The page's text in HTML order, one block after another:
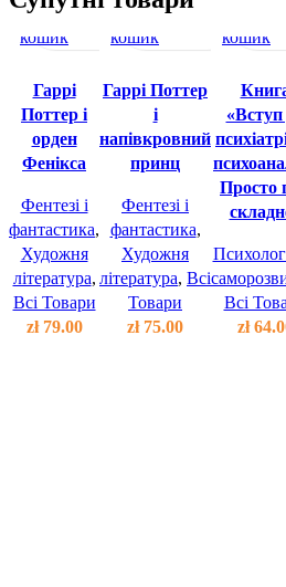
в
кошик
view
to
wishlist
Гаррi
Поттер i
орден
Фенiкса
Фентезі і
фантастика,
Художня
література,
Всі Товари
zł79.00
в
кошик
view
wishlist
Гаррi Поттер
i
напiвкровний
принц
Фентезі і
фантастика,
Художня
література, Всі
Товари
zł75.00
кошик
«Вступ
Просто
Всі
zł